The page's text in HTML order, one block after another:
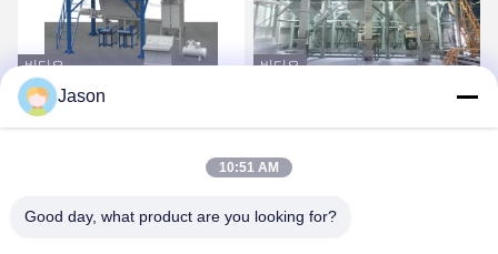
비디오
CE 전압 맞춤형 드라이 믹
스 파우더 몰타르 혼합 기
믹서 세라믹 타일 접착제
가장 좋은 가격 을 구하라
비디오
도와 접착제와 도와 그라우
트 만들기를 위한 가득 차
포 식물
가장 좋은 가격 을 구하라
Jason
10:51 AM
Good day, what product are you looking for?